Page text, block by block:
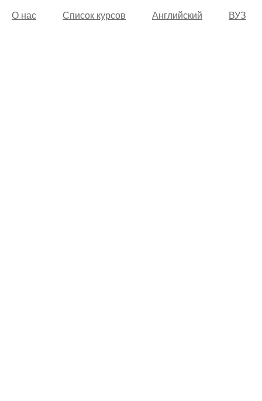
О нас Список курсов Английский ВУЗ